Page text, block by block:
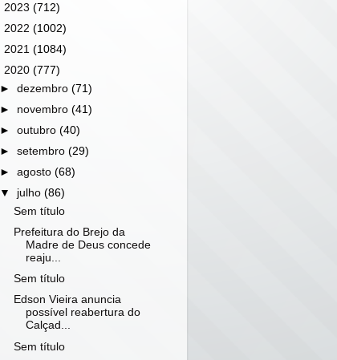
2023 (712)
2022 (1002)
2021 (1084)
2020 (777)
►dezembro(71)
► novembro(41)
►outubro(40)
►setembro(29)
►agosto(68)
▼ julho(86)
Sem título
Prefeitura do Brejo da
Madre de Deus concede
reaju...
Sem título
Edson Vieira anuncia
possível reabertura do
Calçad...
Sem título